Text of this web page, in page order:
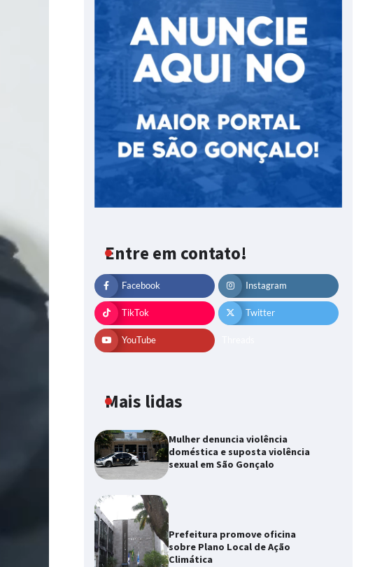
Entre em contato!
Facebook Instagram
TikTok Twitter
YouTube
Mais lidas
Mulher denuncia violência
doméstica e suposta violência
sexual em São Gonçalo
Prefeitura promove oficina
sobre Plano Local de Ação
Climática